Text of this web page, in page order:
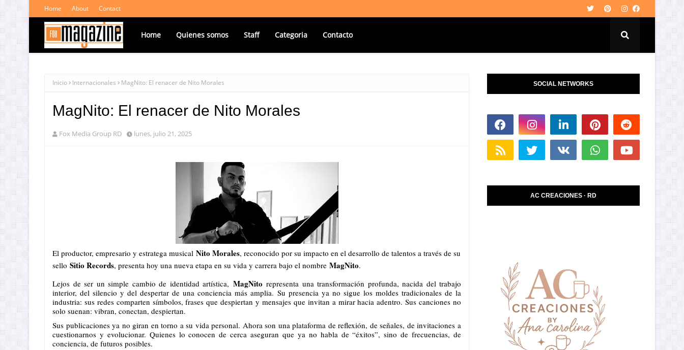
Home About Contact
Home Quienes somos Staff Categoria Contacto
Inicio Internacionales MagNito: El renacer de Nito Morales
MagNito: El renacer de Nito Morales
Fox Media Group RD lunes, julio 21, 2025
El productor, empresario y estratega musical Nito Morales, reconocido por su impacto en el desarrollo de talentos a través de su
sello Sitio Records, presenta hoy una nueva etapa en su vida y carrera bajo el nombre MagNito.
Lejos de ser un simple cambio de identidad artística, MagNito representa una transformación profunda, nacida del trabajo
interior, del silencio y del despertar de una conciencia más amplia. Su presencia ya no sigue los moldes tradicionales de la
industria: sus redes comparten símbolos, frases que despiertan y mensajes que invitan a mirar hacia adentro. Sus canciones no
solo suenan: vibran, conectan, despiertan.
Sus publicaciones ya no giran en torno a su vida personal. Ahora son una plataforma de reflexión, de señales, de invitaciones a
cuestionarnos y evolucionar. Quienes lo conocen de cerca aseguran que ya no habla de “éxitos”, sino de frecuencias, de
conciencia, de futuros posibles.
SOCIAL NETWORKS
AC CREACIONES · RD